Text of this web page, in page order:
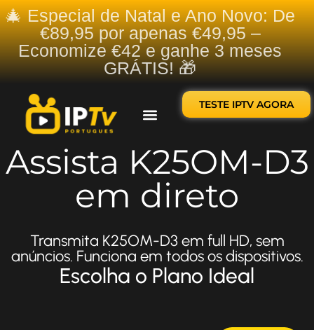
🎄 Especial de Natal e Ano Novo: De
€89,95 por apenas €49,95 –
Economize €42 e ganhe 3 meses
GRÁTIS! 🎁
TESTE IPTV AGORA
Assista K25OM-D3
em direto
Transmita K25OM-D3 em full HD, sem
anúncios. Funciona em todos os dispositivos.
Escolha o Plano Ideal